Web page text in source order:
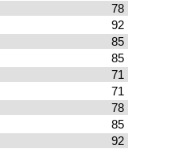
78
92
85
85
71
71
78
85
92